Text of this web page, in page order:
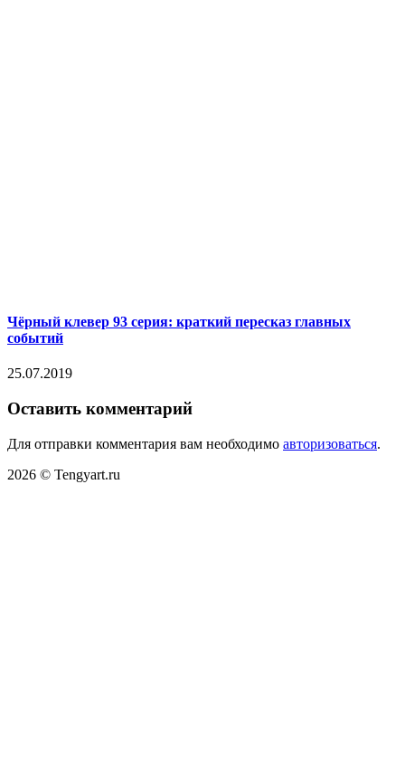
Чёрный клевер 93 серия: краткий пересказ главных
событий
25.07.2019
Оставить комментарий
Для отправки комментария вам необходимо авторизоваться.
2026 © Tengyart.ru